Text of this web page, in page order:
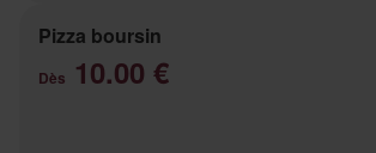
Pizza boursin
Dès 10.00 €